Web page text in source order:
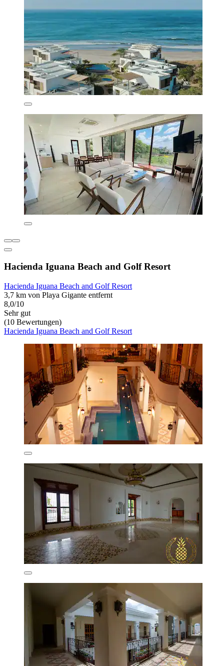
Hacienda Iguana Beach and Golf Resort
Hacienda Iguana Beach and Golf Resort
3,7 km von Playa Gigante entfernt
8,0/10
Sehr gut
(10 Bewertungen)
Hacienda Iguana Beach and Golf Resort